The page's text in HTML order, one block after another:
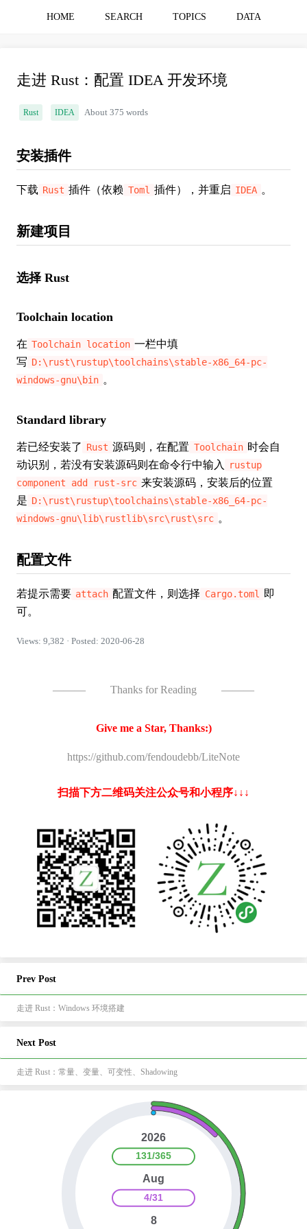
HOME SEARCH TOPICS DATA
走进 Rust：配置 IDEA 开发环境
Rust IDEA About 375 words
安装插件
下载 Rust 插件（依赖 Toml 插件），并重启 IDEA 。
新建项目
选择 Rust
Toolchain location
在 Toolchain location 一栏中填
写 D:\rust\rustup\toolchains\stable-x86_64-pc-
windows-gnu\bin 。
Standard library
若已经安装了 Rust 源码则，在配置 Toolchain 时会自
动识别，若没有安装源码则在命令行中输入
rustup
component add rust-src 来安装源码，安装后的位置
是 D:\rust\rustup\toolchains\stable-x86_64-pc-
windows-gnu\lib\rustlib\src\rust\src 。
配置文件
若提示需要 attach 配置文件，则选择 Cargo.toml
即
可。
Views: 9,382 · Posted: 2020-06-28
——— Thanks for Reading ———
Give me a Star, Thanks:)
https://github.com/fendoudebb/LiteNote
扫描下方二维码关注公众号和小程序↓↓↓
Prev Post
走进 Rust：Windows 环境搭建
Next Post
走进 Rust：常量、变量、可变性、Shadowing